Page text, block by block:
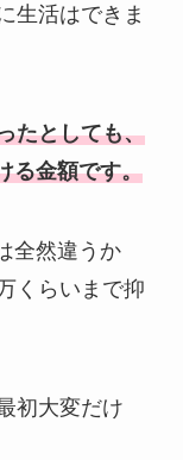
生活はできま
たとしても、
る金額です。
全然違うか
くらいまで抑
初大変だけ